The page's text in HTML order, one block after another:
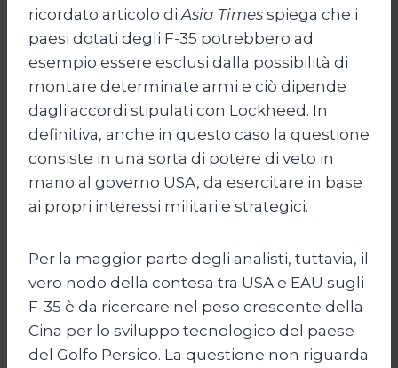
ricordato articolo di Asia Times spiega che i
paesi dotati degli F-35 potrebbero ad
esempio essere esclusi dalla possibilità di
montare determinate armi e ciò dipende
dagli accordi stipulati con Lockheed. In
definitiva, anche in questo caso la questione
consiste in una sorta di potere di veto in
mano al governo USA, da esercitare in base
ai propri interessi militari e strategici.
Per la maggior parte degli analisti, tuttavia, il
vero nodo della contesa tra USA e EAU sugli
F-35 è da ricercare nel peso crescente della
Cina per lo sviluppo tecnologico del paese
del Golfo Persico. La questione non riguarda